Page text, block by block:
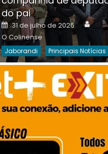
on
30 de julho de 2026 O
Destaques Da Semana
do pai
Posted
on
31 de julho de 2026
O Colinense
Jaborandi Principais Notícias